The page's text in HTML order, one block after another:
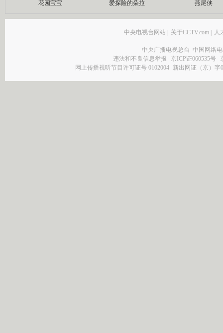
花园宝宝 爱探险的朵拉 燕尾侠
中央电视台网站 | 关于CCTV.com | 人
中央广播电视总台 中国网络
违法和不良信息举报
京ICP证060535号
网上传播视听节目许可证号 0102004 新出网证（京）